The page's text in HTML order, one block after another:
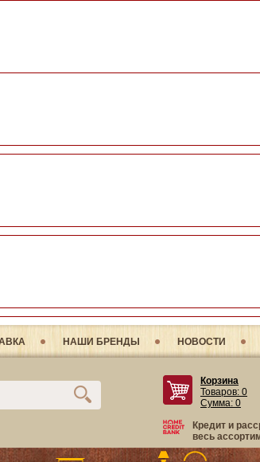
НАШИ БРЕНДЫ НОВОСТИ
Корзина
Товаров: 0
Сумма: 0
Кредит и
весь